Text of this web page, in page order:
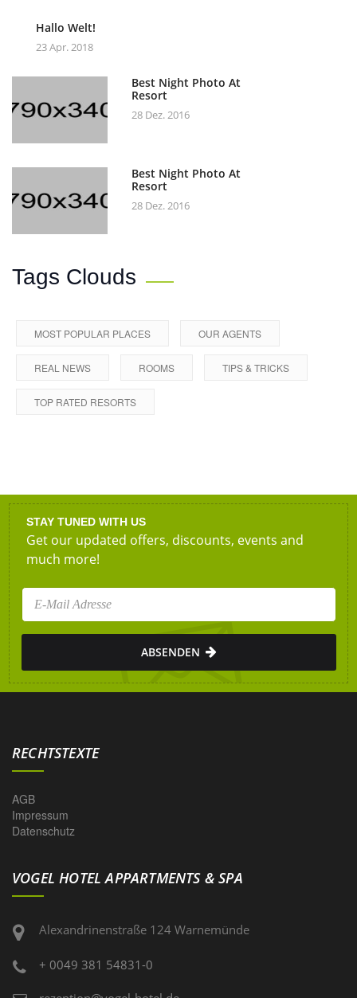
Hallo Welt!
23 Apr. 2018
Best Night Photo At
Resort
28 Dez. 2016
Best Night Photo At
Resort
28 Dez. 2016
Tags Clouds
MOST POPULAR PLACES OUR AGENTS
REAL NEWS ROOMS TIPS & TRICKS
TOP RATED RESORTS
STAY TUNED WITH US
Get our updated offers, discounts, events and
much more!
ABSENDEN
RECHTSTEXTE
AGB
Impressum
Datenschutz
VOGEL HOTEL APPARTMENTS & SPA
Alexandrinenstraße 124 Warnemünde
+ 0049 381 54831-0